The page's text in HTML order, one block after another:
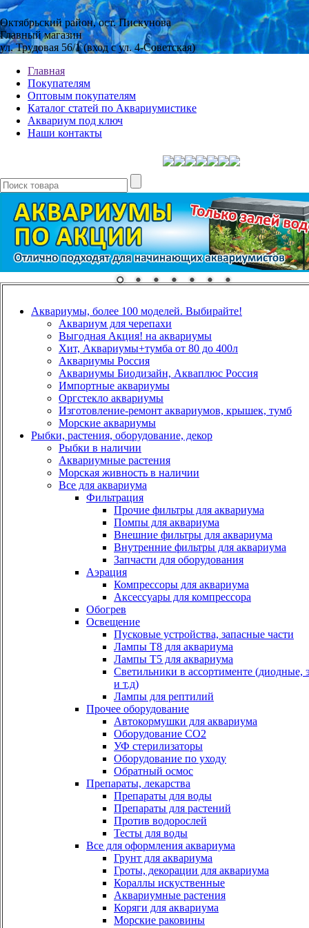
Октябрьский район, ост. Пискунова
Главный магазин
ул. Трудовая 56/1 (вход с ул. 4-Советская)
Главная
Покупателям
Оптовым покупателям
Каталог статей по Аквариумистике
Аквариум под ключ
Наши контакты
Аквариумы, более 100 моделей. Выбирайте!
Аквариум для черепахи
Выгодная Акция! на аквариумы
Хит, Аквариумы+тумба от 80 до 400л
Аквариумы Россия
Аквариумы Биодизайн, Акваплюс Россия
Импортные аквариумы
Оргстекло аквариумы
Изготовление-ремонт аквариумов, крышек, тумб
Морские аквариумы
Рыбки, растения, оборудование, декор
Рыбки в наличии
Аквариумные растения
Морская живность в наличии
Все для аквариума
Фильтрация
Прочие фильтры для аквариума
Помпы для аквариума
Внешние фильтры для аквариума
Внутренние фильтры для аквариума
Запчасти для оборудования
Аэрация
Компрессоры для аквариума
Аксессуары для компрессора
Обогрев
Освещение
Пусковые устройства, запасные части
Лампы Т8 для аквариума
Лампы Т5 для аквариума
Светильники в ассортименте (диодные,
и т.д)
Лампы для рептилий
Прочее оборудование
Автокормушки для аквариума
Оборудование СО2
УФ стерилизаторы
Оборудование по уходу
Обратный осмос
Препараты, лекарства
Препараты для воды
Препараты для растений
Против водорослей
Тесты для воды
Все для оформления аквариума
Грунт для аквариума
Гроты, декорации для аквариума
Кораллы искуственные
Аквариумные растения
Коряги для аквариума
Морские раковины